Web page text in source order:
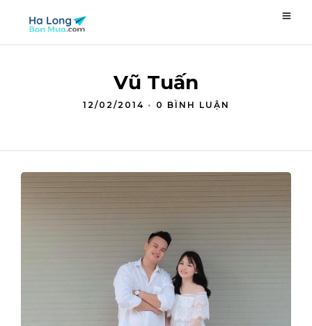
Vũ Tuấn
12/02/2014 • 0 BÌNH LUẬN